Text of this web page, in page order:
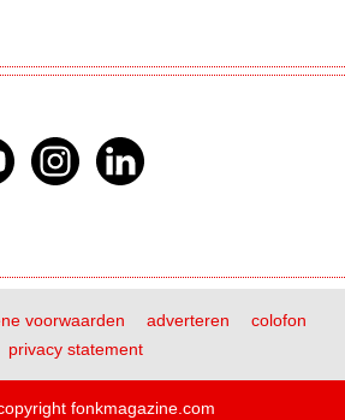
voorwaarden adverteren
colofon
privacy statement
fonkmagazine.com